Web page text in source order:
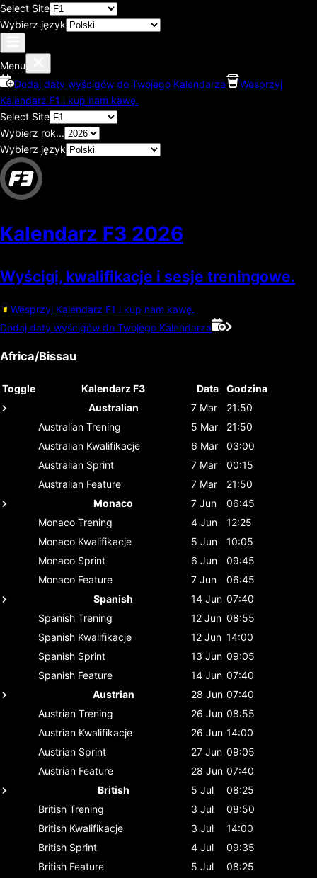
Select Site
Wybierz język
Menu
Dodaj daty wyścigów do Twojego Kalendarza
Wesprzyj
Kalendarz F1 i kup nam kawę.
Select Site
Wybierz rok...
Wybierz język
Kalendarz F3 2026
Wyścigi, kwalifikacje i sesje treningowe.
Wesprzyj Kalendarz F1 i kup nam kawę.
Dodaj daty wyścigów do Twojego Kalendarza
Africa/Bissau
Toggle Kalendarz F3 Data
Godzina
Australian
7 Mar
21:50
Australian Trening 5 Mar
21:50
Australian Kwalifikacje 6 Mar
03:00
Australian Sprint 7 Mar
00:15
Australian Feature 7 Mar
21:50
Monaco
7 Jun
06:45
Monaco Trening 4 Jun
12:25
Monaco Kwalifikacje 5 Jun
10:05
Monaco Sprint 6 Jun
09:45
Monaco Feature 7 Jun
06:45
Spanish
14 Jun 07:40
Spanish Trening 12 Jun 08:55
Spanish Kwalifikacje 12 Jun 14:00
Spanish Sprint 13 Jun 09:05
Spanish Feature 14 Jun 07:40
Austrian
28 Jun 07:40
Austrian Trening 26 Jun 08:55
Austrian Kwalifikacje 26 Jun 14:00
Austrian Sprint 27 Jun 09:05
Austrian Feature 28 Jun 07:40
British
5 Jul
08:25
British Trening 3 Jul
08:50
British Kwalifikacje 3 Jul
14:00
British Sprint 4 Jul
09:35
British Feature 5 Jul
08:25